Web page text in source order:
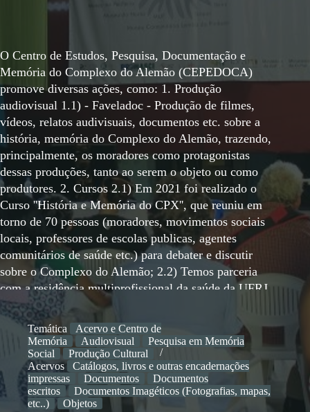
O Centro de Estudos, Pesquisa, Documentação e
Memória do Complexo do Alemão (CEPEDOCA)
promove diversas ações, como: 1. Produção
audiovisual 1.1) - Faveladoc - Produção de filmes,
vídeos, relatos audivisuais, documentos etc. sobre a
história, memória do Complexo do Alemão, trazendo,
principalmente, os moradores como protagonistas
dessas produções, tanto ao serem o objeto ou como
produtores. 2. Cursos 2.1) Em 2021 foi realizado o
Curso ''História e Memória do CPX'', que reuniu em
torno de 70 pessoas (moradores, movimentos sociais
locais, professores de escolas publicas, agentes
comunitários de saúde etc.) para debater e discutir
sobre o Complexo do Alemão; 2.2) Temos parceria
com a residência multiprofissional da saúde da UFRJ,
e realizamos com frequência aulas e encontros entre
os residentes médicos. O objetivo é apresentar aos
futuros médicos, que irão atuar nos equipamentos
públicos locais atendendo a população do Alemão, a
história e a sociabilidade do Complexo do Alemão. 3.
Acervo 3.1) Acervo Memórias Faveladas - O AMF é
um projeto em andamento, financiando pelo
Temática
Acervo e Centro de
Memória
Audiovisual
Pesquisa em Memória
Social
Produção Cultural
Acervos
Catálogos, livros e outras encadernações
impressas
Documentos
Documentos
escritos
Documentos Imagéticos (Fotografias, mapas,
etc..)
Objetos